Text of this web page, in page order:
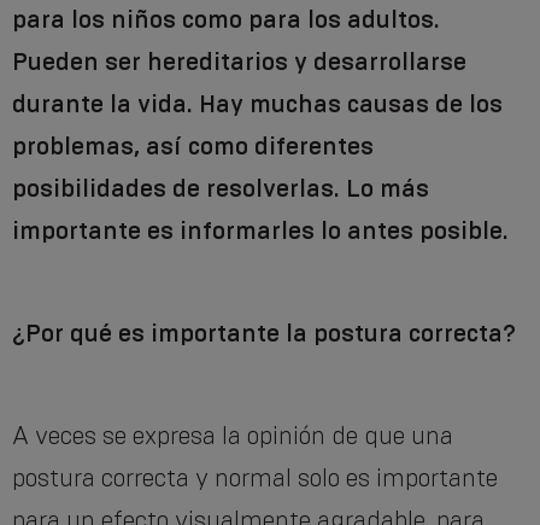
para los niños como para los adultos.
Pueden ser hereditarios y desarrollarse
durante la vida. Hay muchas causas de los
problemas, así como diferentes
posibilidades de resolverlas. Lo más
importante es informarles lo antes posible.
¿Por qué es importante la postura correcta?
A veces se expresa la opinión de que una
postura correcta y normal solo es importante